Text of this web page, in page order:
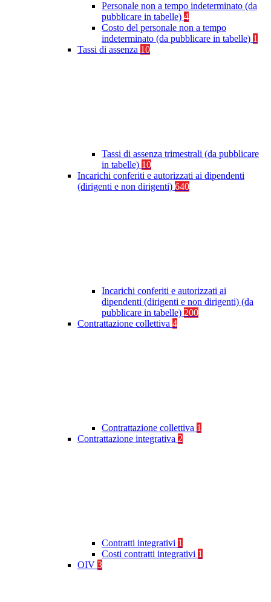
Personale non a tempo indeterminato (da
pubblicare in tabelle) 4
Costo del personale non a tempo
indeterminato (da pubblicare in tabelle) 1
Tassi di assenza 10
Tassi di assenza trimestrali (da pubblicare
in tabelle) 10
Incarichi conferiti e autorizzati ai dipendenti
(dirigenti e non dirigenti) 640
Incarichi conferiti e autorizzati ai
dipendenti (dirigenti e non dirigenti) (da
pubblicare in tabelle) 200
Contrattazione collettiva 4
Contrattazione collettiva 1
Contrattazione integrativa 2
Contratti integrativi 1
Costi contratti integrativi 1
OIV 3